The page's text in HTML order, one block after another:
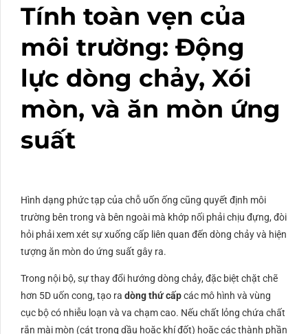
Tính toàn vẹn của
môi trường: Động
lực dòng chảy, Xói
mòn, và ăn mòn ứng
suất
Hình dạng phức tạp của chỗ uốn ống cũng quyết định môi
trường bên trong và bên ngoài mà khớp nối phải chịu đựng, đòi
hỏi phải xem xét sự xuống cấp liên quan đến dòng chảy và hiện
tượng ăn mòn do ứng suất gây ra.
Trong nội bộ, sự thay đổi hướng dòng chảy, đặc biệt chặt chẽ
hơn 5D uốn cong, tạo ra dòng thứ cấpcác mô hình và vùng
cục bộ có nhiễu loạn và va chạm cao. Nếu chất lỏng chứa chất
rắn mài mòn (cát trong dầu hoặc khí đốt) hoặc các thành phần